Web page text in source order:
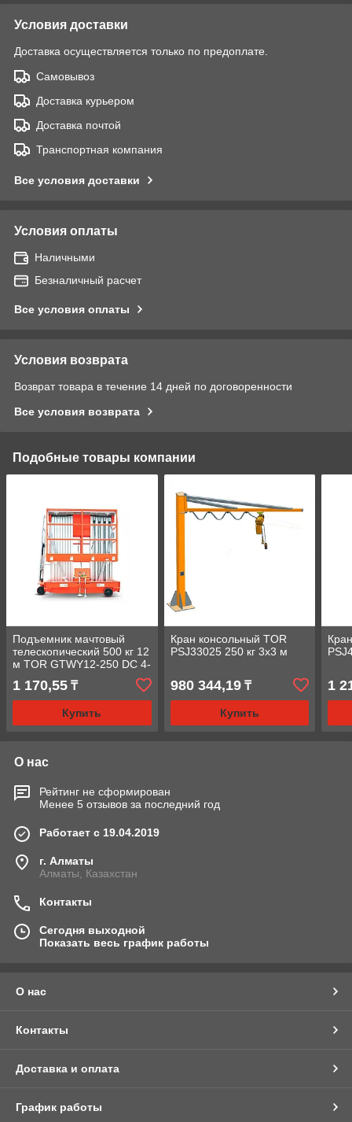
Условия доставки
Доставка осуществляется только по предоплате.
Самовывоз
Доставка курьером
Доставка почтой
Транспортная компания
Все условия доставки
Условия оплаты
Наличными
Безналичный расчет
Все условия оплаты
Условия возврата
Возврат товара в течение 14 дней по договоренности
Все условия возврата
Подобные товары компании
Подъемник мачтовый
телескопический 500 кг 12
м TOR GTWY12-250 DC 4-
мачтовый (автономный)
(N)
1 170,55 ₸
Купить
Кран консольный TOR
PSJ33025 250 кг 3x3 м
980 344,19₸
Купить
1
О нас
Рейтинг не сформирован
Менее 5 отзывов за последний год
Работает с 19.04.2019
г. Алматы
Алматы, Казахстан
Контакты
Сегодня выходной
Показать весь график работы
О нас
Контакты
Доставка и оплата
График работы